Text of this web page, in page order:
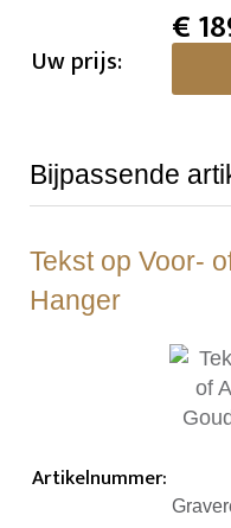
Uw prijs:
€
Bijpassende
Tekst op Voor-
Hanger
Artikelnummer: